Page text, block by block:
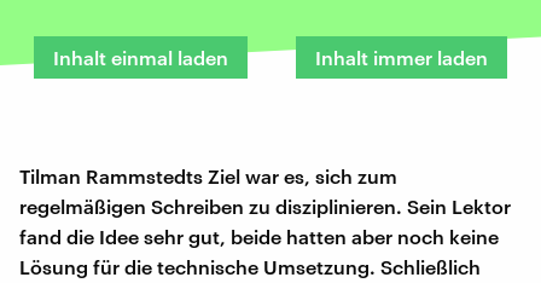
Inhalt einmal laden Inhalt immer laden
Tilman Rammstedts Ziel war es, sich zum
regelmäßigen Schreiben zu disziplinieren. Sein Lektor
fand die Idee sehr gut, beide hatten aber noch keine
Lösung für die technische Umsetzung. Schließlich